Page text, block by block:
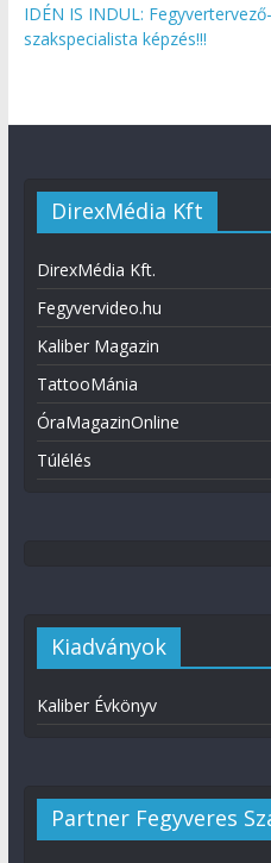
IDÉN IS INDUL:
szakspecialista képzés!!!
DirexMédia Kft
DirexMédia Kft.
Fegyvervideo.hu
Kaliber Magazin
TattooMánia
ÓraMagazinOnline
Túlélés
Kiadványok
Kaliber Évkönyv
Partner Fegyveres